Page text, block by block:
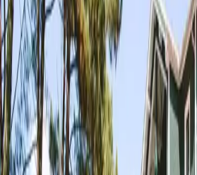
Lacotel
Lacotel